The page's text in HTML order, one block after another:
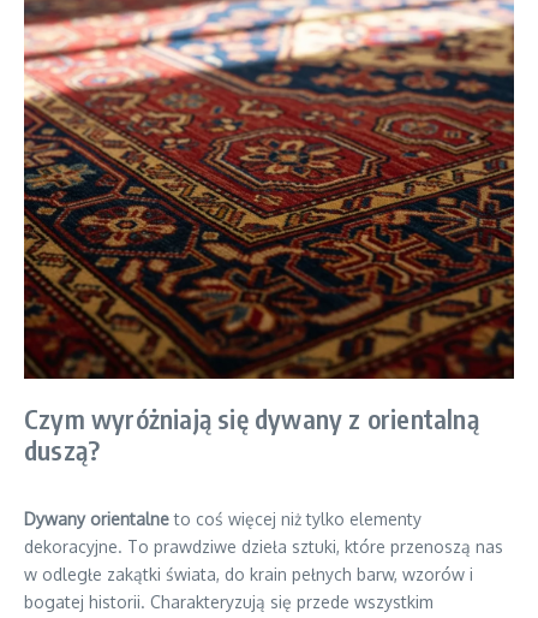
Czym wyróżniają się dywany z orientalną
duszą?
Dywany orientalneto coś więcej niż tylko elementy
dekoracyjne. To prawdziwe dzieła sztuki, które przenoszą nas
w odległe zakątki świata, do krain pełnych barw, wzorów i
bogatej historii. Charakteryzują się przede wszystkim